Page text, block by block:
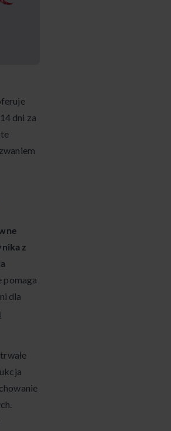
dni za
z
pomaga
dla